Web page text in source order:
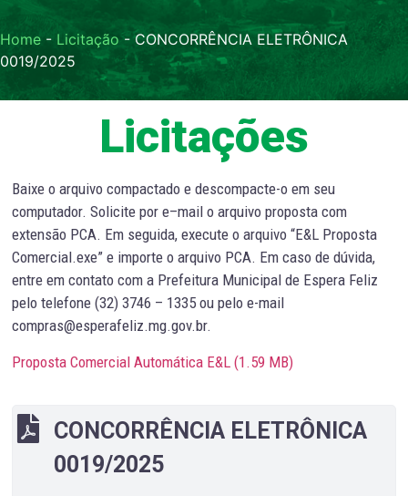
Home - Licitação-CONCORRÊNCIA ELETRÔNICA
0019/2025
Licitações
Baixe o arquivo compactado e descompacte-o em seu
computador. Solicite por e–mail o arquivo proposta com
extensão PCA. Em seguida, execute o arquivo “E&L Proposta
Comercial.exe” e importe o arquivo PCA. Em caso de dúvida,
entre em contato com a Prefeitura Municipal de Espera Feliz
pelo telefone (32) 3746 – 1335 ou pelo e-mail
compras@esperafeliz.mg.gov.br.
Proposta Comercial Automática E&L (1.59 MB)
CONCORRÊNCIA ELETRÔNICA
0019/2025